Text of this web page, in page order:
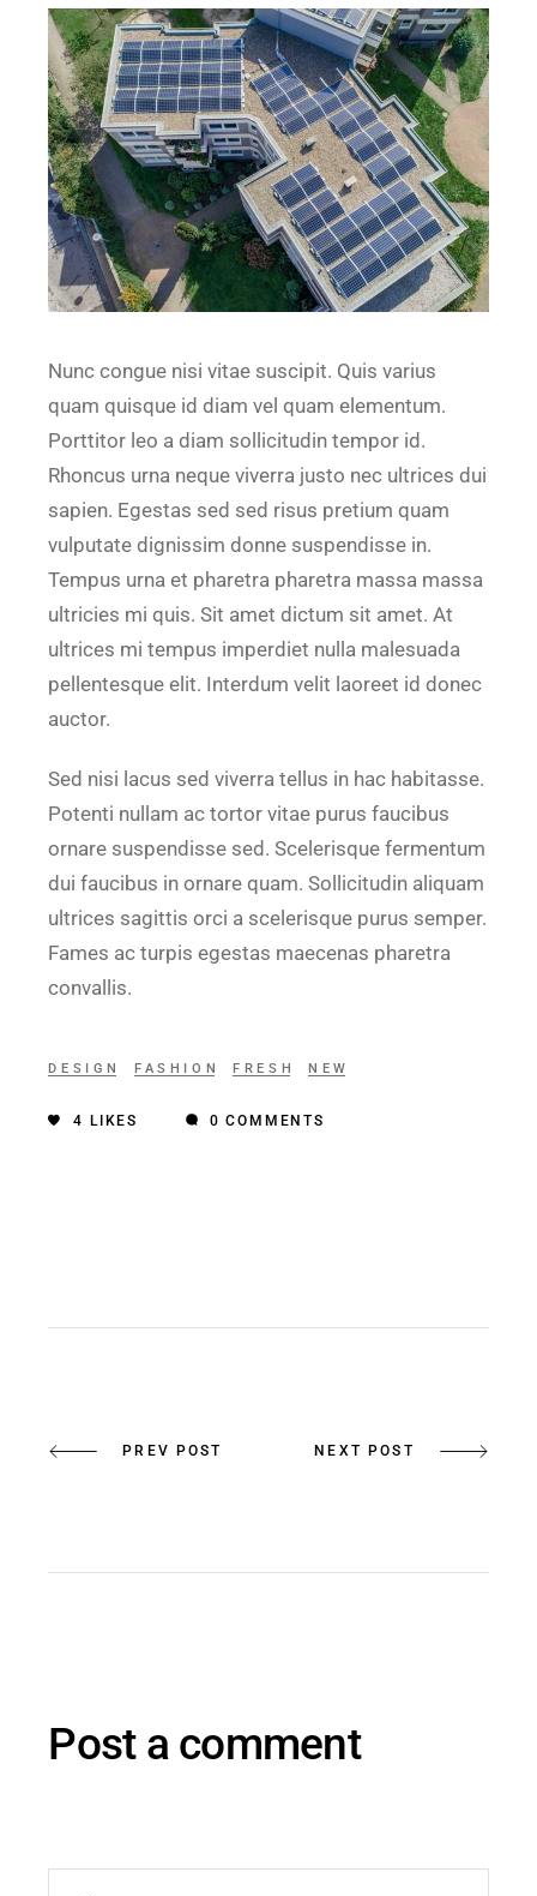
Nunc congue nisi vitae suscipit. Quis varius
quam quisque id diam vel quam elementum.
Porttitor leo a diam sollicitudin tempor id.
Rhoncus urna neque viverra justo nec ultrices dui
sapien. Egestas sed sed risus pretium quam
vulputate dignissim donne suspendisse in.
Tempus urna et pharetra pharetra massa massa
ultricies mi quis. Sit amet dictum sit amet. At
ultrices mi tempus imperdiet nulla malesuada
pellentesque elit. Interdum velit laoreet id donec
auctor.
Sed nisi lacus sed viverra tellus in hac habitasse.
Potenti nullam ac tortor vitae purus faucibus
ornare suspendisse sed. Scelerisque fermentum
dui faucibus in ornare quam. Sollicitudin aliquam
ultrices sagittis orci a scelerisque purus semper.
Fames ac turpis egestas maecenas pharetra
convallis.
DESIGN FASHION FRESH NEW
4 LIKES 0 COMMENTS
PREV POST NEXT POST
Post a comment